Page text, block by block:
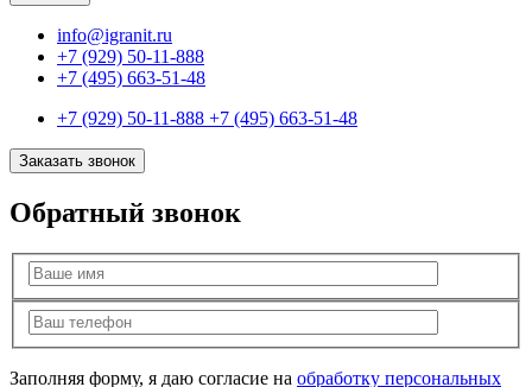
info@igranit.ru
+7 (929) 50-11-888
+7 (495) 663-51-48
+7 (929) 50-11-888 +7 (495) 663-51-48
Заказать звонок
Обратный звонок
Заполняя форму, я даю согласие на обработку персональных